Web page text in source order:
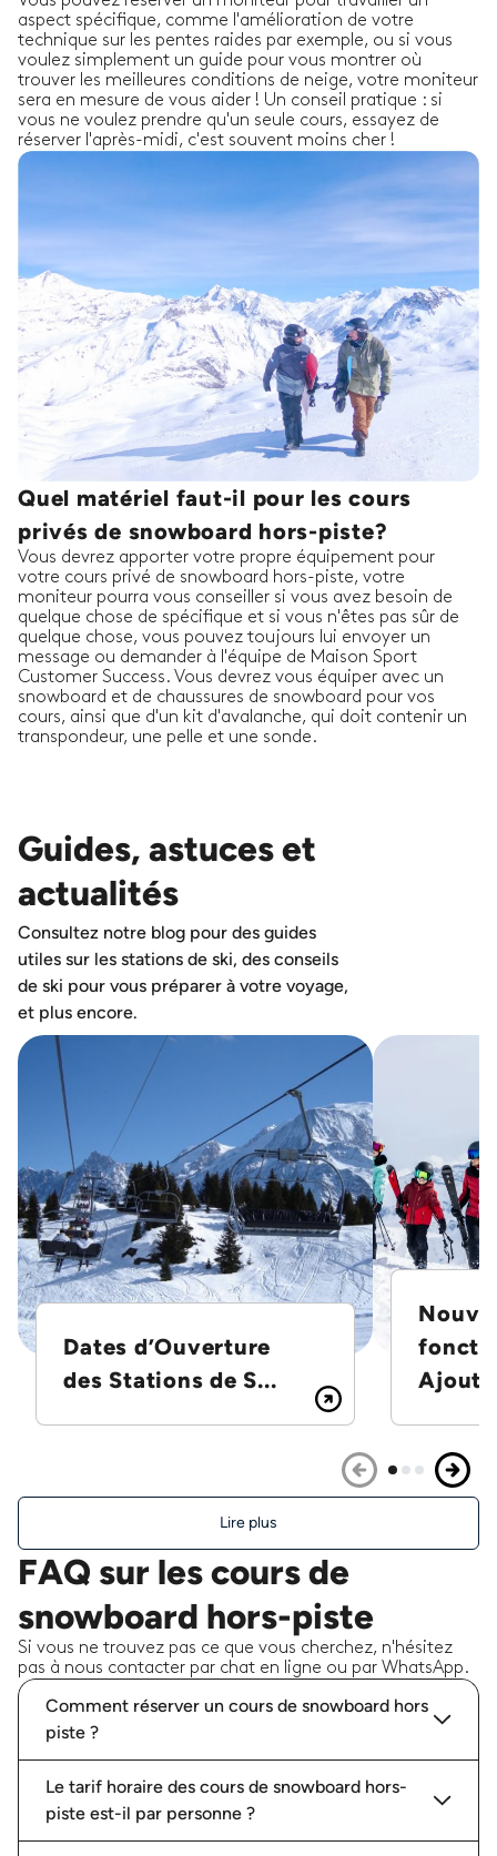
aspect spécifique, comme l'amélioration de votre
technique sur les pentes raides par exemple, ou si vous
voulez simplement un guide pour vous montrer où
trouver les meilleures conditions de neige, votre moniteur
sera en mesure de vous aider ! Un conseil pratique : si
vous ne voulez prendre qu'un seule cours, essayez de
réserver l'après-midi, c'est souvent moins cher !
Quel matériel faut-il pour les cours
privés de snowboard hors-piste?
Vous devrez apporter votre propre équipement pour
votre cours privé de snowboard hors-piste, votre
moniteur pourra vous conseiller si vous avez besoin de
quelque chose de spécifique et si vous n'êtes pas sûr de
quelque chose, vous pouvez toujours lui envoyer un
message ou demander à l'équipe de Maison Sport
Customer Success. Vous devrez vous équiper avec un
snowboard et de chaussures de snowboard pour vos
cours, ainsi que d'un kit d'avalanche, qui doit contenir un
transpondeur, une pelle et une sonde.
Guides, astuces et
actualités
Consultez notre blog pour des guides
utiles sur les stations de ski, des conseils
de ski pour vous préparer à votre voyage,
et plus encore.
Dates d’Ouverture
des Stations de S...
Lire plus
FAQ sur les cours de
snowboard hors-piste
Si vous ne trouvez pas ce que vous cherchez, n'hésitez
pas à nous contacter par chat en ligne ou par WhatsApp.
Comment réserver un cours de snowboard hors
piste ?
Le tarif horaire des cours de snowboard hors-
piste est-il par personne ?